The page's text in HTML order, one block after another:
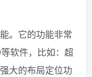
。它的功能非常
软件，比如：超
大的布局定位功